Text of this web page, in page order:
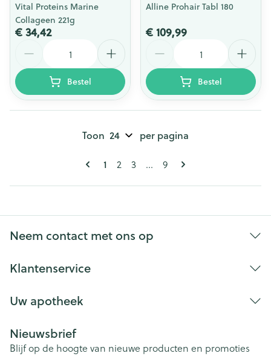
Vital Proteins Marine
Collageen 221g
€ 34,42
Bestel
Alline Prohair Tabl 180
€ 109,99
Bestel
Pagina's
U lees momenteel pagina
1 Pagina
2 Pagina
3 ... Pagina
9
Toon per pagina
Neem contact met ons op
Klantenservice
Uw apotheek
Nieuwsbrief
Blijf op de hoogte van nieuwe producten en promoties